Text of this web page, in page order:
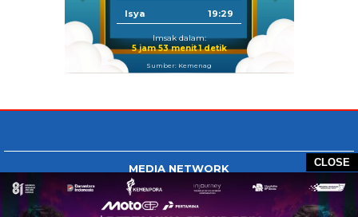
CLOSE
Isya 19:29
Imsak dalam:
5 jam 53 menit 0 detik
Sumber: Kemenag
MEDIA NETWORK
Tangan Berbagi
BERBAGI News
Whatsapp.com
Tiktok.com
Twitter.com Youtube.com